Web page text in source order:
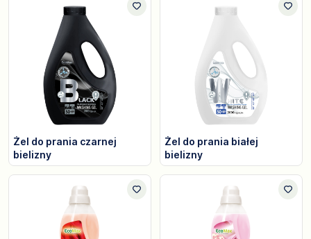
Żel do prania czarnej
bielizny
Żel do prania białej
bielizny